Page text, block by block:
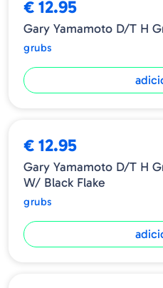
€ 12.95
Gary Yamamoto D/T H
grubs
€ 12.95
Gary Yamamoto D/T H
W/ Black Flake
grubs